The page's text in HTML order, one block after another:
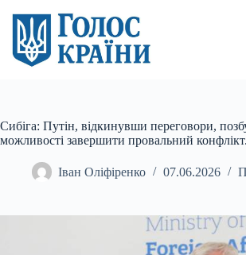
вмісту
Сибіга: Путін, відкинувши переговори,
можливості завершити провальний конфлікт.
Іван Оліфіренко 07.06.2026